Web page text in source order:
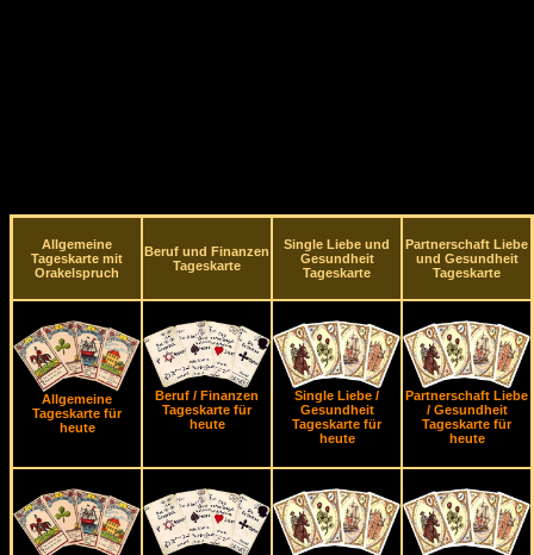
Allgemeine
Tageskarte mit
Orakelspruch
Beruf und Finanzen
Tageskarte
Single Liebe und
Gesundheit
Tageskarte
Partnerschaft Liebe
und Gesundheit
Tageskarte
Allgemeine
Tageskarte für
heute
Beruf / Finanzen
Tageskarte für
heute
Single Liebe /
Gesundheit
Tageskarte für
heute
Partnerschaft Liebe
/ Gesundheit
Tageskarte für
heute